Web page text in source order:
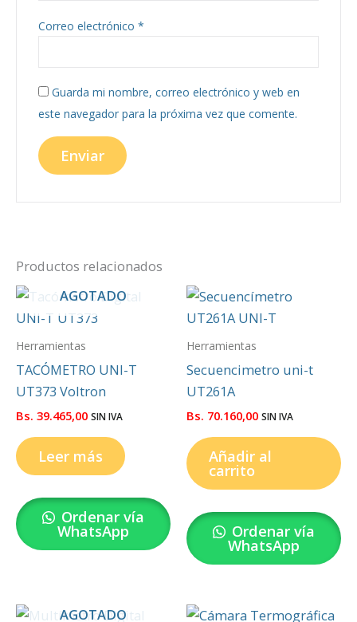
Correo electrónico*
Guarda mi nombre, correo electrónico y web en
este navegador para la próxima vez que comente.
Productos relacionados
AGOTADO
Herramientas
TACÓMETRO UNI-T
UT373 Voltron
Bs. 39.465,00 SIN IVA
Leer más
Ordenar vía
WhatsApp
Herramientas
Secuencimetro uni-t
UT261A
Bs. 70.160,00 SIN IVA
Añadir al
carrito
Ordenar vía
WhatsApp
AGOTADO
El
El